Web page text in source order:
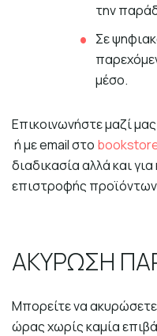
την
Σε
μέσο.
Επικοινωνήστε μαζί
ή με email στο
διαδικασία αλλά και
επιστροφής
ΑΚΥΡΩΣΗ
Μπορείτε να ακυρώσετε
ώρας χωρίς καμία